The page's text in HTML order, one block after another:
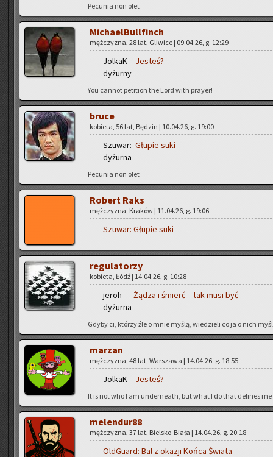
Pe­cu­nia non olet
Mi­cha­el­Bul­l­finch
męż­czy­zna, 28 lat, Gli­wi­ce | 09.04.26, g. 12:29
Jol­kaK – Je­steś?
dy­żur­ny
You can­not pe­ti­tion the Lord with pray­er!
bruce
ko­bie­ta, 56 lat, Bę­dzin | 10.04.26, g. 19:00
Szu­war: Głu­pie suki
dy­żur­na
Pe­cu­nia non olet
Ro­bert Raks
męż­czy­zna, Kra­ków | 11.04.26, g. 19:06
Szu­war: Głu­pie suki
re­gu­la­to­rzy
ko­bie­ta, Łódź | 14.04.26, g. 10:28
jeroh – Żądza i śmierć – tak musi być
dy­żur­na
Gdyby ci, któ­rzy źle o mnie myślą, wie­dzie­li co ja o nich
ma­rzan
męż­czy­zna, 48 lat, War­sza­wa | 14.04.26, g. 18:55
Jol­kaK – Je­steś?
It is not who I am un­der­ne­ath, but what I do that de­fi­nes me
me­len­du­r88
męż­czy­zna, 37 lat, Biel­sko-Bia­ła | 14.04.26, g. 20:18
Old­Gu­ard: Bal z oka­zji Końca Świa­ta